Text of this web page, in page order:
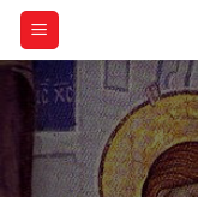
Skip
content